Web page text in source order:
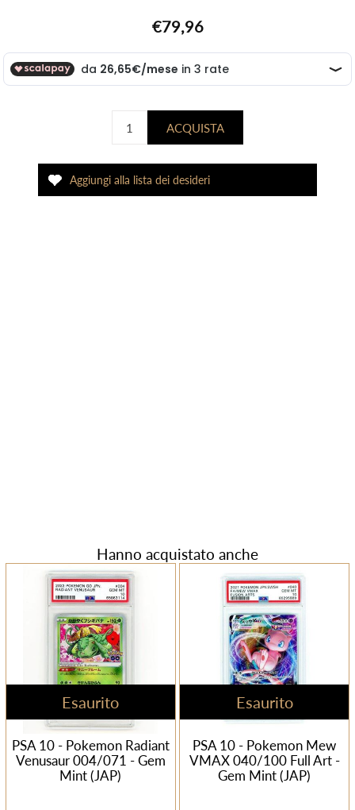
€79,96
Hanno acquistato anche
Esaurito
PSA 10 - Pokemon Radiant
Venusaur 004/071 - Gem
Mint (JAP)
Esaurito
PSA 10 - Pokemon Mew
VMAX 040/100 Full Art -
Gem Mint (JAP)